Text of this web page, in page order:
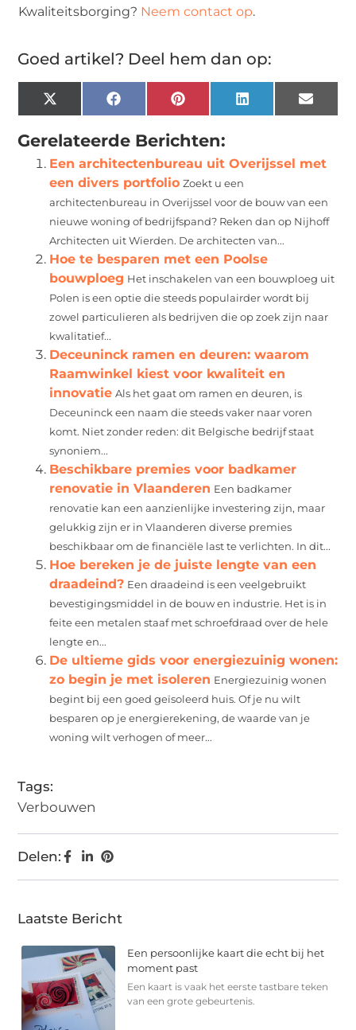
Kwaliteitsborging? Neem contact op.
Goed artikel? Deel hem dan op:
X
(Twitter)
FacebookPinterest LinkedIn Email
Gerelateerde Berichten:
Een architectenbureau uit Overijssel met
een divers portfolio Zoekt u een
architectenbureau in Overijssel voor de bouw van een
nieuwe woning of bedrijfspand? Reken dan op Nijhoff
Architecten uit Wierden. De architecten van...
Hoe te besparen met een Poolse
bouwploeg Het inschakelen van een bouwploeg uit
Polen is een optie die steeds populairder wordt bij
zowel particulieren als bedrijven die op zoek zijn naar
kwalitatief...
Deceuninck ramen en deuren: waarom
Raamwinkel kiest voor kwaliteit en
innovatie Als het gaat om ramen en deuren, is
Deceuninck een naam die steeds vaker naar voren
komt. Niet zonder reden: dit Belgische bedrijf staat
synoniem...
Beschikbare premies voor badkamer
renovatie in Vlaanderen Een badkamer
renovatie kan een aanzienlijke investering zijn, maar
gelukkig zijn er in Vlaanderen diverse premies
beschikbaar om de financiële last te verlichten. In dit...
Hoe bereken je de juiste lengte van een
draadeind? Een draadeind is een veelgebruikt
bevestigingsmiddel in de bouw en industrie. Het is in
feite een metalen staaf met schroefdraad over de hele
lengte en...
De ultieme gids voor energiezuinig wonen:
zo begin je met isoleren Energiezuinig wonen
begint bij een goed geïsoleerd huis. Of je nu wilt
besparen op je energierekening, de waarde van je
woning wilt verhogen of meer...
Tags:
Verbouwen
Delen:
Laatste Bericht
Een persoonlijke kaart die echt bij het
moment past
Een kaart is vaak het eerste tastbare teken
van een grote gebeurtenis.